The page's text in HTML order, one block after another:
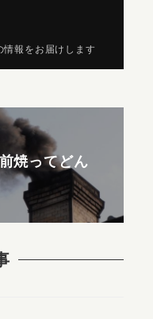
情報をお届けします
焼ってどん